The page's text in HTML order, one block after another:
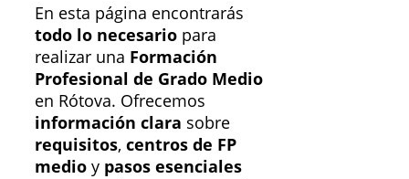
En esta página encontrarás
todo lo necesario para
realizar una Formación
Profesional de Grado Medio
en Rótova. Ofrecemos
información clara sobre
requisitos, centros de FP
medio y pasos esenciales